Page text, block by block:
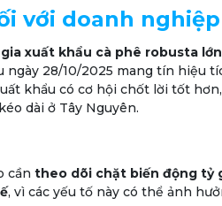
với doanh
gia xuất khẩu cà phê robusta
28/10/2025 mang tín hiệu
khẩu có cơ hội chốt lời tốt
dài ở Tây Nguyên.
cần theo dõi chặt biến động tỷ
, vì các yếu tố này có thể ảnh